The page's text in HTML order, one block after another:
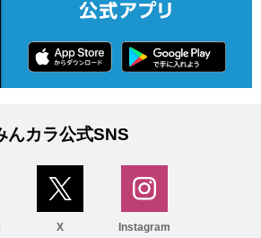
んカラ公式SNS
X Instagram